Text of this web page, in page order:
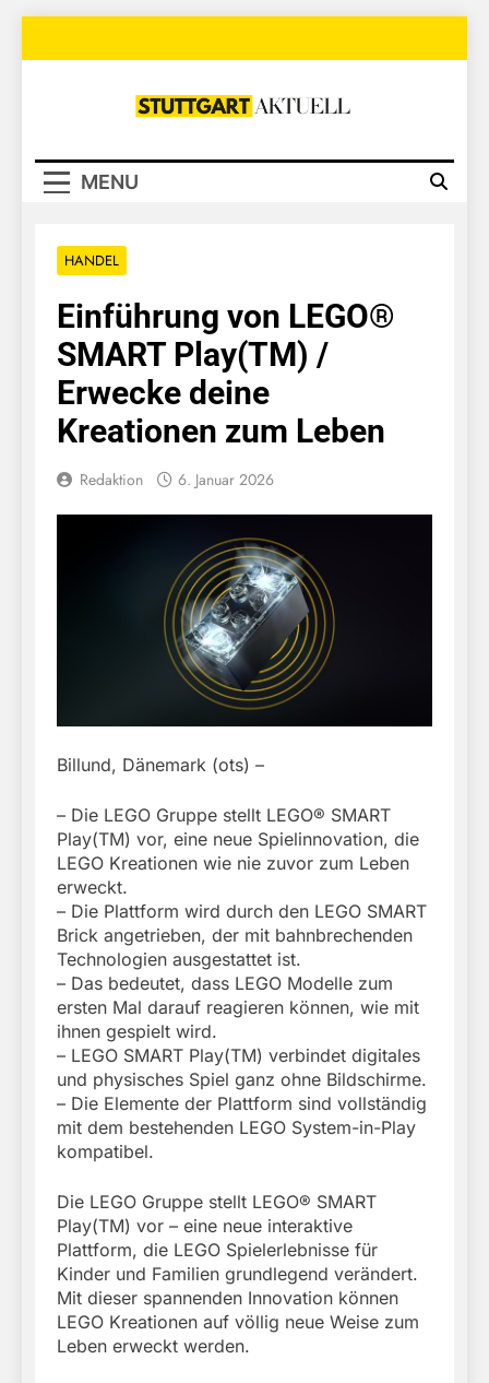
Stuttgart
MENU
HANDEL
Einführung von LEGO®
SMART Play(TM) /
Erwecke deine
Kreationen zum Leben
Redaktion 6. Januar 2026
Billund, Dänemark (ots) –
– Die LEGO Gruppe stellt LEGO® SMART
Play(TM) vor, eine neue Spielinnovation, die
LEGO Kreationen wie nie zuvor zum Leben
erweckt.
– Die Plattform wird durch den LEGO SMART
Brick angetrieben, der mit bahnbrechenden
Technologien ausgestattet ist.
– Das bedeutet, dass LEGO Modelle zum
ersten Mal darauf reagieren können, wie mit
ihnen gespielt wird.
– LEGO SMART Play(TM) verbindet digitales
und physisches Spiel ganz ohne Bildschirme.
– Die Elemente der Plattform sind vollständig
mit dem bestehenden LEGO System-in-Play
kompatibel.
Die LEGO Gruppe stellt LEGO® SMART
Play(TM) vor – eine neue interaktive
Plattform, die LEGO Spielerlebnisse für
Kinder und Familien grundlegend verändert.
Mit dieser spannenden Innovation können
LEGO Kreationen auf völlig neue Weise zum
Leben erweckt werden.